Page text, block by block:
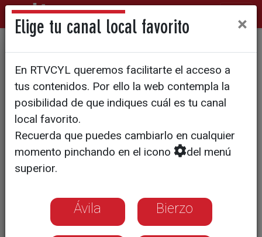
La previsión del tiempo para
el fin de semana
Elige tu canal local favorito ×
En RTVCYL queremos facilitarte el acceso a
tus contenidos. Por ello la web contempla la
posibilidad de que indiques cuál es tu canal
local favorito.
Recuerda que puedes cambiarlo en cualquier
momento pinchando en el icono
del menú
superior.
Ávila Bierzo